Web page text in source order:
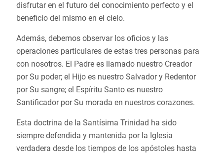
disfrutar en el futuro del conocimiento perfecto y el
beneficio del mismo en el cielo.
Además, debemos observar los oficios y las
operaciones particulares de estas tres personas para
con nosotros. El Padre es llamado nuestro Creador
por Su poder; el Hijo es nuestro Salvador y Redentor
por Su sangre; el Espíritu Santo es nuestro
Santificador por Su morada en nuestros corazones.
Esta doctrina de la Santísima Trinidad ha sido
siempre defendida y mantenida por la Iglesia
verdadera desde los tiempos de los apóstoles hasta